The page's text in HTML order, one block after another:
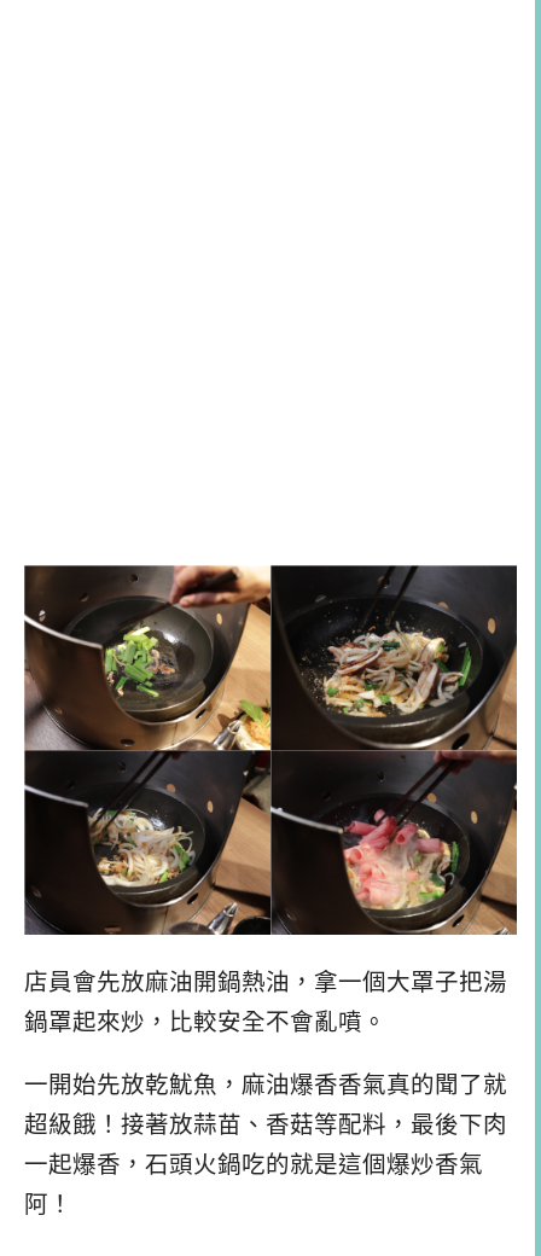
店員會先放麻油開鍋熱油，拿一個大罩子把湯
鍋罩起來炒，比較安全不會亂噴。
一開始先放乾魷魚，麻油爆香香氣真的聞了就
超級餓！接著放蒜苗、香菇等配料，最後下肉
一起爆香，石頭火鍋吃的就是這個爆炒香氣
阿！